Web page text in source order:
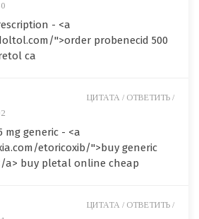
- <a
">order probenecid 500
ca
mg generic - <a
etoricoxib/">buy generic
a> buy pletal online cheap
ЦИТАТА / ОТВЕТИТЬ /
ЦИТАТА / ОТВЕТИТЬ /